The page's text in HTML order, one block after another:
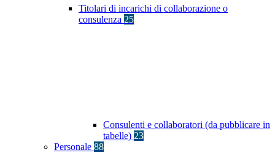
Titolari di incarichi di collaborazione o
consulenza 25
Consulenti e collaboratori (da pubblicare in
tabelle) 23
Personale 88